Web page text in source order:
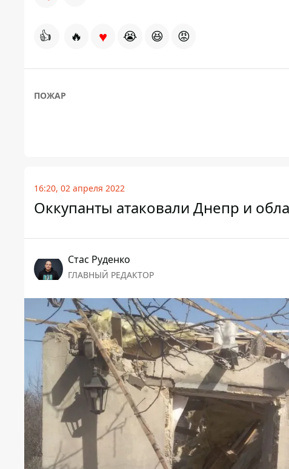
👍 🔥 ♥ 😭 😆 😡
ПОЖАР
16:20, 02 апреля 2022
Оккупанты атаковали Днепр и
Стаc Руденко
ГЛАВНЫЙ РЕДАКТОР